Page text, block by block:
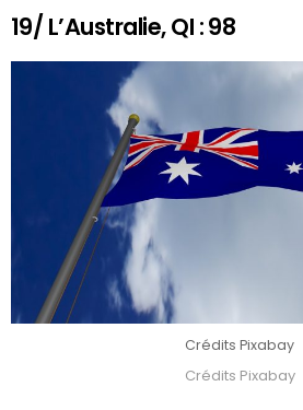
19/ L’Australie, QI : 98
Crédits Pixabay
Crédits Pixabay